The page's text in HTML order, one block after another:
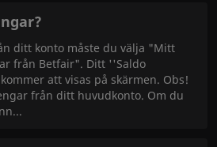
ditt konto måste du välja "Mitt
från Betfair". Ditt ''Saldo
att visas på skärmen. Obs!
från ditt huvudkonto. Om du